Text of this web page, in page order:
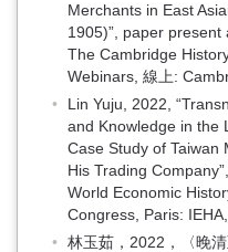
Merchants in East
1905)”, paper present
The Cambridge
Webinars, 線上:
Lin Yuju, 2022,
and Knowledge in the
Case Study of Taiwan
His Trading
World Economic
Congress, Paris:
林玉茹，2022，〈晚